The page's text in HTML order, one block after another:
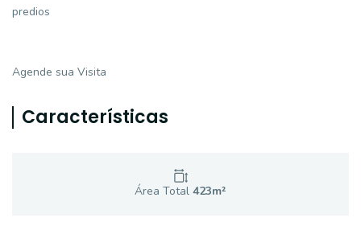
predios
Agende sua Visita
Características
Área Total 423m²